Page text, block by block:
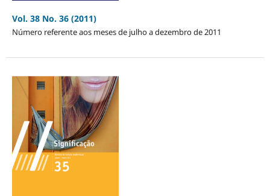
Vol. 38 No. 36 (2011)
Número referente aos meses de julho a dezembro de 2011